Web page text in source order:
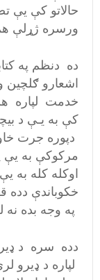
حالاتو کې یې
ورسره ژړلې
ده دنظم په
اشعارو
خدمت لپاره
کې به یـې د
دپوره جرت
مرکوکې به یې
اوکله کله
خکوباندې دده
په وجه بده نه
دده سره د
لپاره د ډیرو